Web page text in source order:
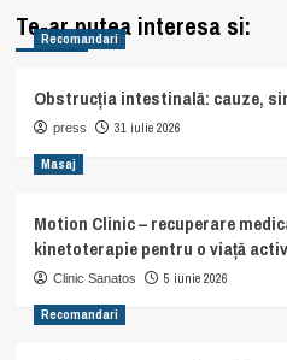
Te-ar putea interesa si:
Recomandari
Obstrucția intestinală: cauze,
press 31 iulie 2026
Masaj
Motion Clinic – recuperare
kinetoterapie pentru o viață
Clinic Sanatos 5 iunie 2026
Recomandari